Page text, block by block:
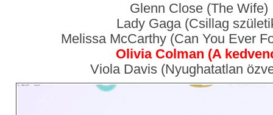
Glenn Close (The Wife)
Lady Gaga (Csillag
Melissa McCarthy (Can You Ever
Olivia Colman (A
Viola Davis (Nyughatatlan